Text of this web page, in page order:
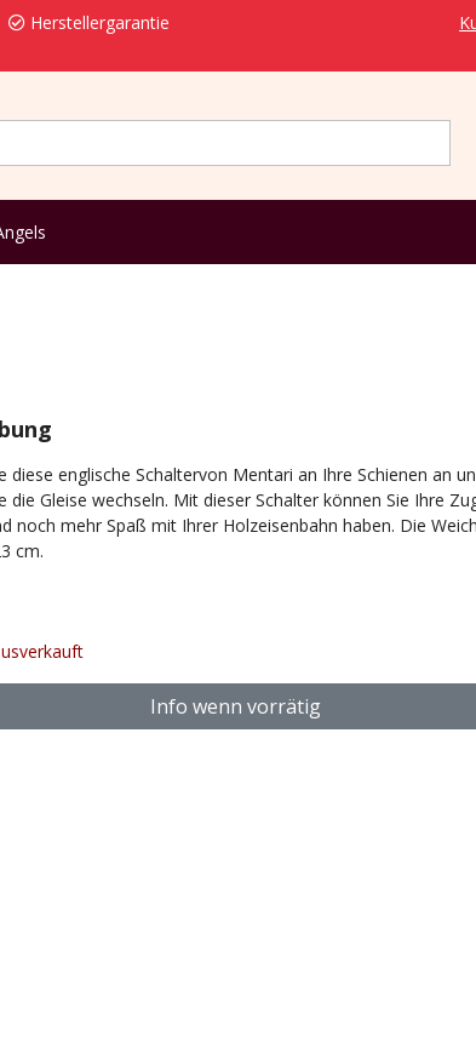
Herstellergarantie
diese englische Schaltervon Mentari an Ihre Schienen an
die Gleise wechseln. Mit dieser Schalter können Sie Ihre
noch mehr Spaß mit Ihrer Holzeisenbahn haben. Die
cm.
Info wenn vorrätig